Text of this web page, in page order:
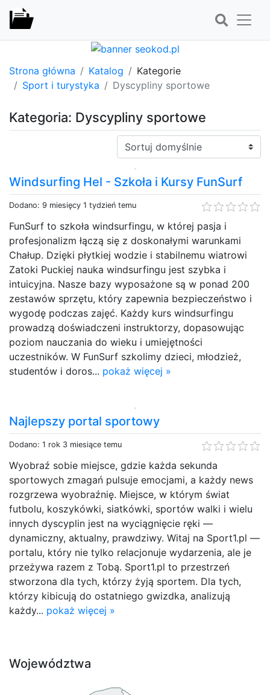
Strona główna Katalog
Kategorie
Sport i turystyka
Dyscypliny sportowe
Kategoria: Dyscypliny sportowe
Sortuj:
Windsurfing Hel - Szkoła i Kursy FunSurf
Dodano: 9 miesięcy 1 tydzień temu
FunSurf to szkoła windsurfingu, w której pasja i
profesjonalizm łączą się z doskonałymi warunkami
Chałup. Dzięki płytkiej wodzie i stabilnemu wiatrowi
Zatoki Puckiej nauka windsurfingu jest szybka i
intuicyjna. Nasze bazy wyposażone są w ponad 200
zestawów sprzętu, który zapewnia bezpieczeństwo i
wygodę podczas zajęć. Każdy kurs windsurfingu
prowadzą doświadczeni instruktorzy, dopasowując
poziom nauczania do wieku i umiejętności
uczestników. W FunSurf szkolimy dzieci, młodzież,
studentów i doros... pokaż więcej »
Najlepszy portal sportowy
Dodano: 1 rok 3 miesiące temu
Wyobraź sobie miejsce, gdzie każda sekunda
sportowych zmagań pulsuje emocjami, a każdy news
rozgrzewa wyobraźnię. Miejsce, w którym świat
futbolu, koszykówki, siatkówki, sportów walki i wielu
innych dyscyplin jest na wyciągnięcie ręki —
dynamiczny, aktualny, prawdziwy. Witaj na Sport1.pl —
portalu, który nie tylko relacjonuje wydarzenia, ale je
przeżywa razem z Tobą. Sport1.pl to przestrzeń
stworzona dla tych, którzy żyją sportem. Dla tych,
którzy kibicują do ostatniego gwizdka, analizują
każdy... pokaż więcej »
Województwa